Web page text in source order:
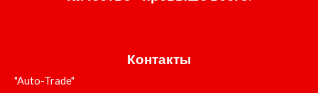
Контакты
"Auto-Trade"